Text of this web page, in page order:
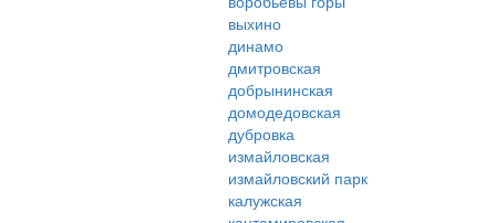
выхино
динамо
дмитровская
добрынинская
домодедовская
дубровка
измайловская
измайловский парк
калужская